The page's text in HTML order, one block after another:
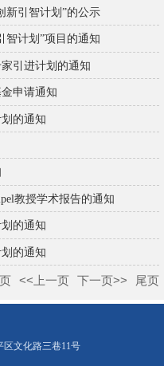
新引智计划”的公示
智计划”项目的通知
引进计划的通知
申请通知
的通知
教授学术报告的通知
的通知
的通知
<<上一页 下一页>> 尾页
区文化路三巷11号